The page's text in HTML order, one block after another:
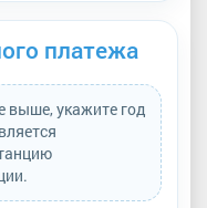
платежа
выше, укажите год